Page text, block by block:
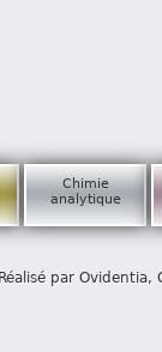
Chimie
analytique
par Ovidentia,